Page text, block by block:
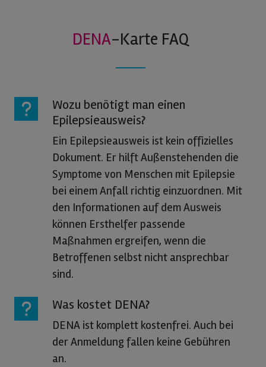
DENA-Karte FAQ
Wozu benötigt man einen
Epilepsieausweis?
Ein Epilepsieausweis ist kein offizielles
Dokument. Er hilft Außenstehenden die
Symptome von Menschen mit Epilepsie
bei einem Anfall richtig einzuordnen. Mit
den Informationen auf dem Ausweis
können Ersthelfer passende
Maßnahmen ergreifen, wenn die
Betroffenen selbst nicht ansprechbar
sind.
Was kostet DENA?
DENA ist komplett kostenfrei. Auch bei
der Anmeldung fallen keine Gebühren
an.